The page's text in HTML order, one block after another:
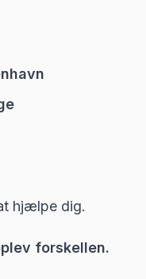
hjælpe dig.
forskellen.